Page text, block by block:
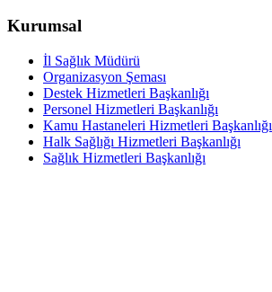
Kurumsal
İl Sağlık Müdürü
Organizasyon Şeması
Destek Hizmetleri Başkanlığı
Personel Hizmetleri Başkanlığı
Kamu Hastaneleri Hizmetleri Başkanlığı
Halk Sağlığı Hizmetleri Başkanlığı
Sağlık Hizmetleri Başkanlığı